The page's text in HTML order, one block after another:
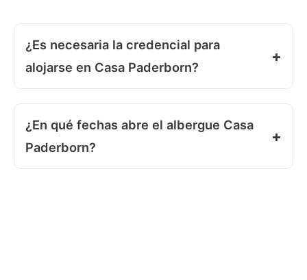
¿Es necesaria la credencial para
alojarse en Casa Paderborn?
¿En qué fechas abre el albergue Casa
Paderborn?